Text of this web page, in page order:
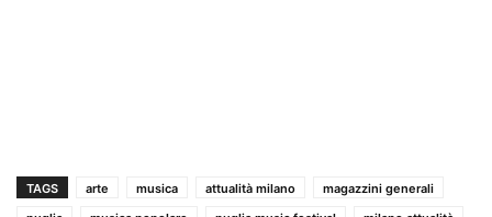
TAGS arte musica attualità milano
magazzini generali